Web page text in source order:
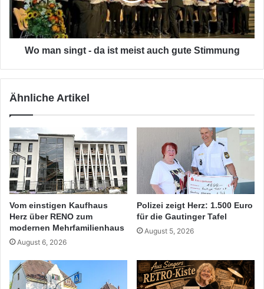
meist
auch
gute
Stimmung
Wo man singt - da ist meist auch gute Stimmung
Ähnliche Artikel
Vom einstigen Kaufhaus
Herz über RENO zum
modernen Mehrfamilienhaus
August 6, 2026
Polizei zeigt Herz: 1.500 Euro
für die Gautinger Tafel
August 5, 2026